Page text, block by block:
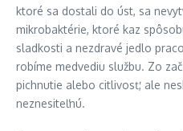
ktoré sa dostali do úst, sa
mikrobaktérie, ktoré kaz
sladkosti a nezdravé jedlo
robíme medvediu službu. Zo
pichnutie alebo citlivosť, ale
neznesiteľnú.